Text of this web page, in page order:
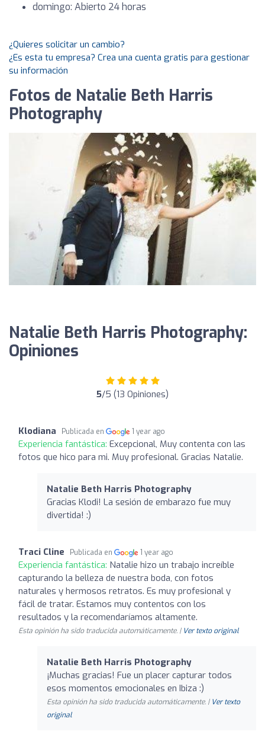
domingo: Abierto 24 horas
¿Quieres solicitar un cambio?
¿Es esta tu empresa? Crea una cuenta gratis para gestionar
su información
Fotos de Natalie Beth Harris
Photography
Natalie Beth Harris Photography:
Opiniones
5/5 (13 Opiniones)
Klodiana Publicada en 1 year ago
Experiencia fantástica: Excepcional, Muy contenta con las
fotos que hico para mi. Muy profesional. Gracias Natalie.
Natalie Beth Harris Photography
Gracias Klodi! La sesión de embarazo fue muy
divertida! :)
Traci Cline Publicada en 1 year ago
Experiencia fantástica: Natalie hizo un trabajo increíble
capturando la belleza de nuestra boda, con fotos
naturales y hermosos retratos. Es muy profesional y
fácil de tratar. Estamos muy contentos con los
resultados y la recomendaríamos altamente.
Esta opinión ha sido traducida automáticamente. | Ver texto original
Natalie Beth Harris Photography
¡Muchas gracias! Fue un placer capturar todos
esos momentos emocionales en Ibiza :)
Esta opinión ha sido traducida automáticamente. | Ver texto
original